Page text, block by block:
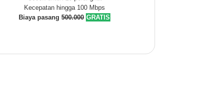
Kecepatan hingga 100 Mbps
Biaya pasang500.000 GRATIS